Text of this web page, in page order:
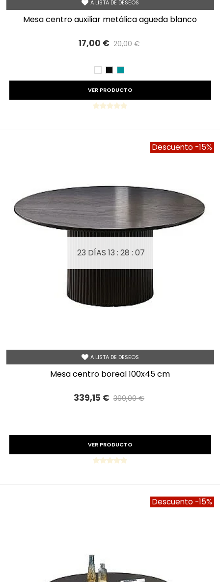
A LISTA DE DESEOS
mesa centro auxiliar metálica agueda blanco
17,00 € 20,00 €
BLANCO
NEGROVERDE
VER PRODUCTO
Descuento -15%
A LISTA DE DESEOS
23 DÍAS 13 : 28 : 05
mesa centro boreal 100x45 cm
339,15 € 399,00 €
VER PRODUCTO
Descuento -15%